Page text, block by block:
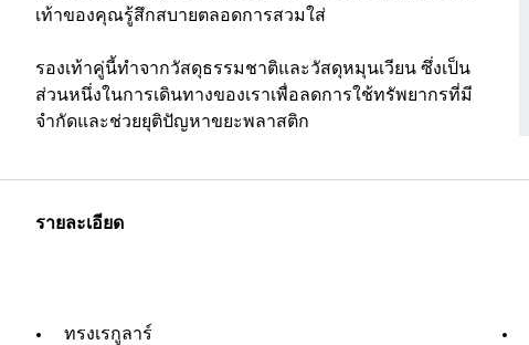
เท้าของคุณรู้สึกสบายตลอดการสวมใส่
รองเท้าคู่นี้ทำจากวัสดุธรรมชาติและวัสดุหมุนเวียน ซึ่งเป็น
ส่วนหนึ่งในการเดินทางของเราเพื่อลดการใช้ทรัพยากรที่มี
จำกัดและช่วยยุติปัญหาขยะพลาสติก
รายละเอียด
ทรงเรกูลาร์